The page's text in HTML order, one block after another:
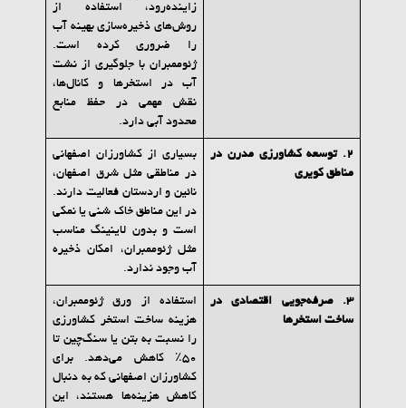
زاینده‌رود، استفاده از
روش‌های ذخیره‌سازی بهینه آب
را ضروری کرده است.
ژئوممبران با جلوگیری از نشت
آب در استخرها و کانال‌ها،
نقش مهمی در حفظ منابع
محدود آبی دارد.
2.
توسعه کشاورزی مدرن در
مناطق کویری
بسیاری از کشاورزان اصفهانی
در مناطقی مثل شرق اصفهان،
نائین و اردستان فعالیت دارند.
در این مناطق خاک شنی یا نمکی
است و بدون لاینینگ مناسب
مثل ژئوممبران، امکان ذخیره
آب وجود ندارد.
3.
صرفه‌جویی اقتصادی در
ساخت استخرها
استفاده از ورق ژئوممبران،
هزینه ساخت استخر کشاورزی
را نسبت به بتن یا سنگ‌چین تا
۵۰٪ کاهش می‌دهد. برای
کشاورزان اصفهانی که به دنبال
کاهش هزینه‌ها هستند، این